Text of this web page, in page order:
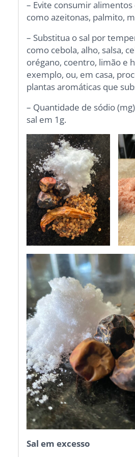
– Evite consumir alimentos
como azeitonas, palmito,
– Substitua o sal por
como cebola, alho, salsa,
orégano, coentro, limão e
exemplo, ou, em casa,
plantas aromáticas que
– Quantidade de sódio
sal em 1g.
Sal em excesso